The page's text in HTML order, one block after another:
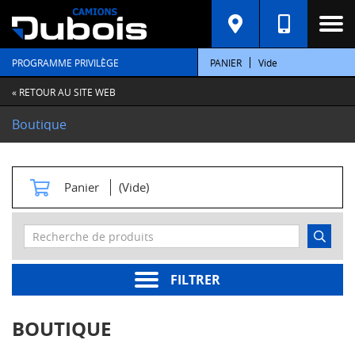
PROGRAMME PRIVILÈGE PANIER Vide
« RETOUR AU SITE WEB
Boutique
Panier (Vide)
FILTRER
C
A
T
É
G
O
R
E
S
t
e
r
moteur
BOUTIQUE